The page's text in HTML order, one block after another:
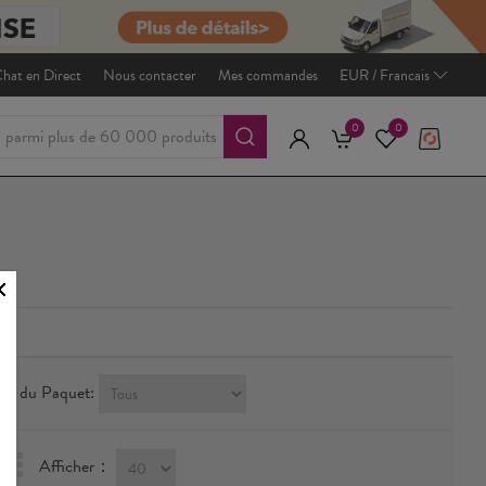
en Direct Nous contacter Mes commandes EUR / Francais
0 0
du Paquet:
Afficher：